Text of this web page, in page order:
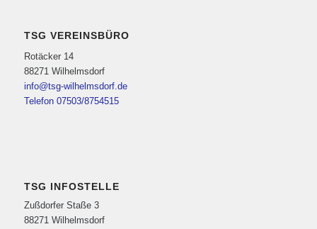
TSG VEREINSBÜRO
Rotäcker 14
88271 Wilhelmsdorf
info@tsg-wilhelmsdorf.de
Telefon 07503/8754515
TSG INFOSTELLE
Zußdorfer Staße 3
88271 Wilhelmsdorf